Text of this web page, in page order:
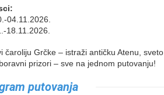
04.11.2026.
18.11.2026.
čaroliju Grčke – istraži antičku Atenu,
prizori – sve na jednom putovanju!
putovanja